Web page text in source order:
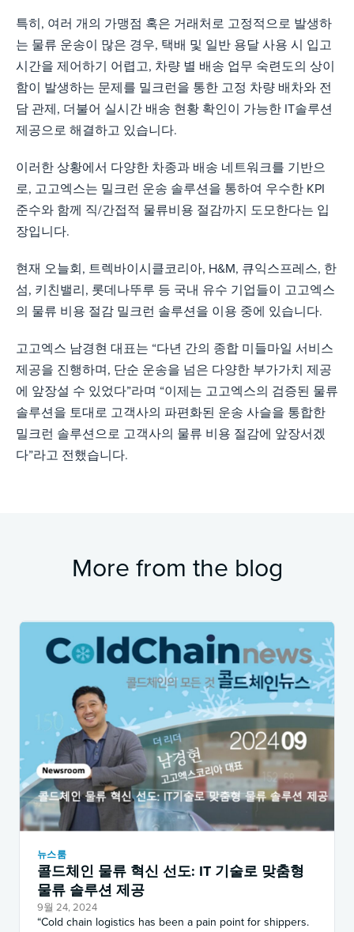
특히, 여러 개의 가맹점 혹은 거래처로 고정적으로 발생하
는 물류 운송이 많은 경우, 택배 및 일반 용달 사용 시 입고
시간을 제어하기 어렵고, 차량 별 배송 업무 숙련도의 상이
함이 발생하는 문제를 밀크런을 통한 고정 차량 배차와 전
담 관제, 더불어 실시간 배송 현황 확인이 가능한 IT솔루션
제공으로 해결하고 있습니다.
이러한 상황에서 다양한 차종과 배송 네트워크를 기반으
로, 고고엑스는 밀크런 운송 솔루션을 통하여 우수한 KPI
준수와 함께 직/간접적 물류비용 절감까지 도모한다는 입
장입니다.
현재 오늘회, 트렉바이시클코리아, H&M, 큐익스프레스, 한
섬, 키친밸리, 롯데나뚜루 등 국내 유수 기업들이 고고엑스
의 물류 비용 절감 밀크런 솔루션을 이용 중에 있습니다.
고고엑스 남경현 대표는 “다년 간의 종합 미들마일 서비스
제공을 진행하며, 단순 운송을 넘은 다양한 부가가치 제공
에 앞장설 수 있었다”라며 “이제는 고고엑스의 검증된 물류
솔루션을 토대로 고객사의 파편화된 운송 사슬을 통합한
밀크런 솔루션으로 고객사의 물류 비용 절감에 앞장서겠
다”라고 전했습니다.
More from the blog
뉴스룸
콜드체인 물류 혁신 선도: IT 기술로 맞춤형
물류 솔루션 제공
9월 24, 2024
“Cold chain logistics has been a pain point for shippers.